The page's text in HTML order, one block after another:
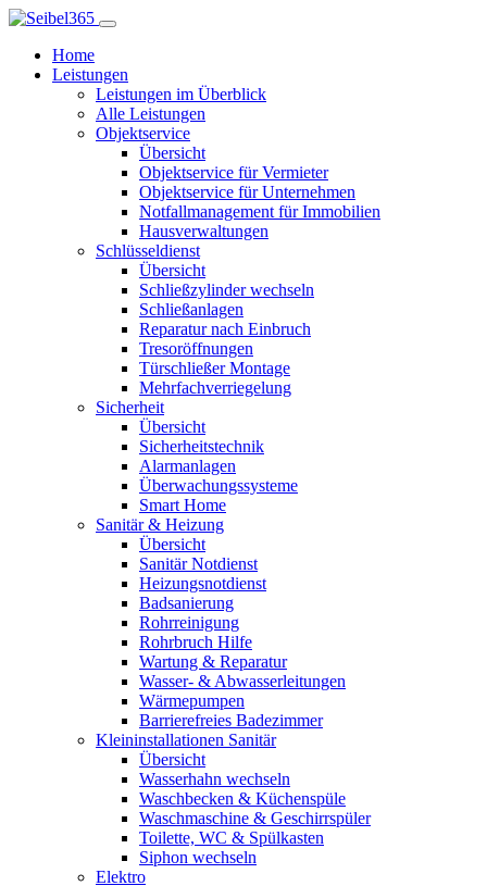
Home
Leistungen
Leistungen im Überblick
Alle Leistungen
Objektservice
Übersicht
Objektservice für Vermieter
Objektservice für Unternehmen
Notfallmanagement für Immobilien
Hausverwaltungen
Schlüsseldienst
Übersicht
Schließzylinder wechseln
Schließanlagen
Reparatur nach Einbruch
Tresoröffnungen
Türschließer Montage
Mehrfachverriegelung
Sicherheit
Übersicht
Sicherheitstechnik
Alarmanlagen
Überwachungssysteme
Smart Home
Sanitär & Heizung
Übersicht
Sanitär Notdienst
Heizungsnotdienst
Badsanierung
Rohrreinigung
Rohrbruch Hilfe
Wartung & Reparatur
Wasser- & Abwasserleitungen
Wärmepumpen
Barrierefreies Badezimmer
Kleininstallationen Sanitär
Übersicht
Wasserhahn wechseln
Waschbecken & Küchenspüle
Waschmaschine & Geschirrspüler
Toilette, WC & Spülkasten
Siphon wechseln
Elektro